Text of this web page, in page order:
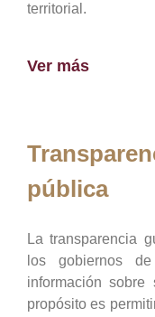
territorial.
Ver más
pública
La transparencia
los gobiernos
información
propósito es